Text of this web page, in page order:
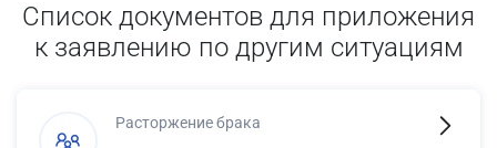
Список документов для приложения
к заявлению по другим ситуациям
Расторжение брака